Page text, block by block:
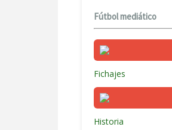
Fútbol mediático
Fichajes
Historia